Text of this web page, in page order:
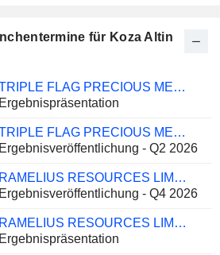
für Koza Altin
TRIPLE FLAG PRECIOUS METALS CORP.
Ergebnispräsentation
TRIPLE FLAG PRECIOUS METALS CORP.
Ergebnisveröffentlichung - Q2 2026
RAMELIUS RESOURCES LIMITED
Ergebnisveröffentlichung - Q4 2026
RAMELIUS RESOURCES LIMITED
Ergebnispräsentation